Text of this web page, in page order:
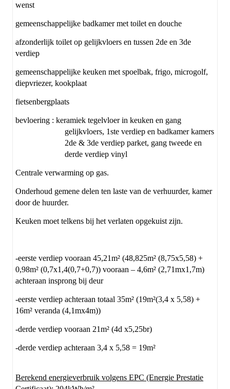
wenst
gemeenschappelijke badkamer met toilet en douche
afzonderlijk toilet op gelijkvloers en tussen 2de en 3de
verdiep
gemeenschappelijke keuken met spoelbak, frigo, microgolf,
diepvriezer, kookplaat
fietsenbergplaats
bevloering : keramiek tegelvloer in keuken en gang
gelijkvloers, 1ste verdiep en badkamer kamers
2de & 3de verdiep parket, gang tweede en
derde verdiep vinyl
Centrale verwarming op gas.
Onderhoud gemene delen ten laste van de verhuurder, kamer
door de huurder.
Keuken moet telkens bij het verlaten opgekuist zijn.
-eerste verdiep vooraan 45,21m² (48,825m² (8,75x5,58) +
0,98m² (0,7x1,4(0,7+0,7)) vooraan – 4,6m² (2,71mx1,7m)
achteraan insprong bij deur
-eerste verdiep achteraan totaal 35m² (19m²(3,4 x 5,58) +
16m² veranda (4,1mx4m))
-derde verdiep vooraan 21m² (4d x5,25br)
-derde verdiep achteraan 3,4 x 5,58 = 19m²
Berekend energieverbruik volgens EPC (Energie Prestatie